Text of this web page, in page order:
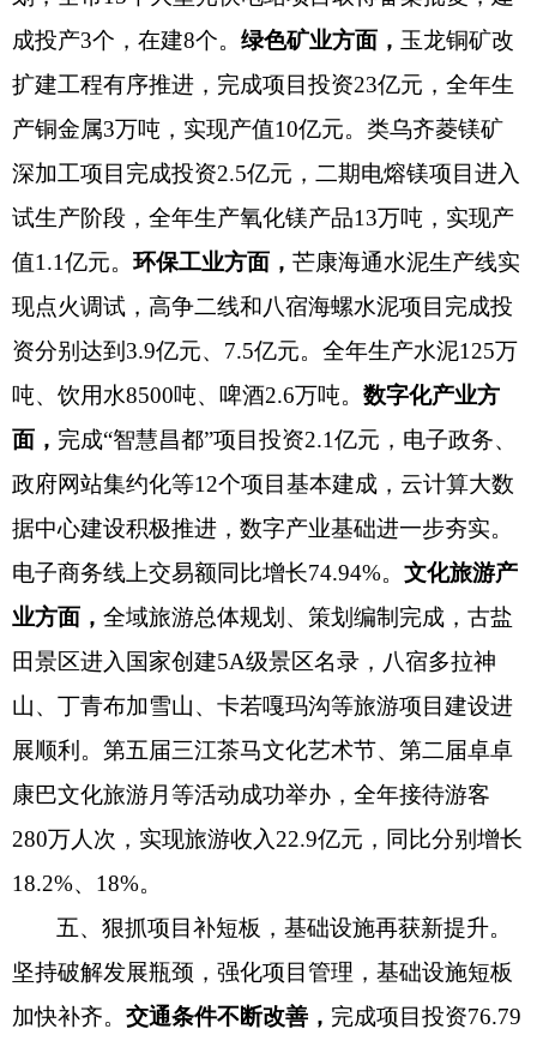
成投产3个，在建8个。 绿色矿业方面， 玉龙铜矿改
扩建工程有序推进，完成项目投资23亿元，全年生
产铜金属3万吨，实现产值10亿元。类乌齐菱镁矿
深加工项目完成投资2.5亿元，二期电熔镁项目进入
试生产阶段，全年生产氧化镁产品13万吨，实现产
值1.1亿元。环保工业方面， 芒康海通水泥生产线实
现点火调试，高争二线和八宿海螺水泥项目完成投
资分别达到 3.9亿元、7.5亿元。全年生产水泥125万
吨、饮用水8500吨、啤酒2.6万吨。 数字化产业方
面， 完成“智慧昌都”项目投资2.1亿元，电子政务、
政府网站集约化等12个项目基本建成，云计算大数
据中心建设积极推进，数字产业基础进一步夯实。
电子商务线上交易额同比增长74.94%。 文化旅游产
业方面， 全域旅游总体规划、策划编制完成，古盐
田景区进入国家创建5A级景区名录， 八宿多拉神
山、丁青布加雪山、卡若嘎玛沟等旅游项目建设进
展顺利。 第五届三江茶马文化艺术节、 第二届卓卓
康巴文化旅游月等活动成功举办， 全年接待游客
280万人次，实现旅游收入22.9亿元，同比分别增长
18.2%、18%。
五、狠抓项目补短板，基础设施再获新提升。
坚持破解发展瓶颈，强化项目管理，基础设施短板
加快补齐。 交通条件不断改善， 完成项目投资76.79